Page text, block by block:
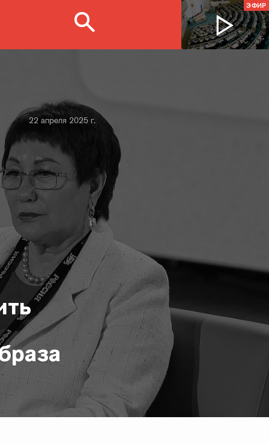
ЭФИР
22 апреля 2025 г.